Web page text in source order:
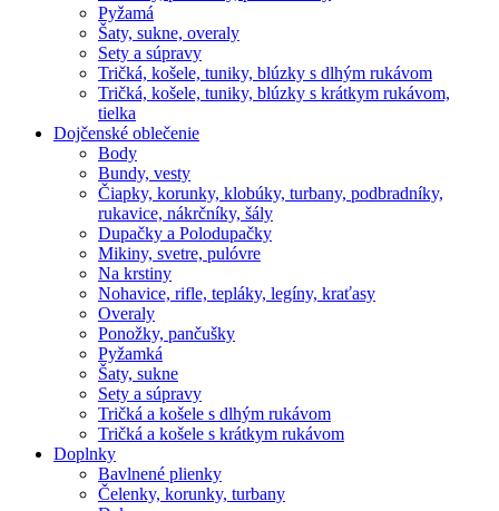
Pyžamá
Šaty, sukne, overaly
Sety a súpravy
Tričká, košele, tuniky, blúzky s dlhým rukávom
Tričká, košele, tuniky, blúzky s krátkym rukávom,
tielka
Dojčenské oblečenie
Body
Bundy, vesty
Čiapky, korunky, klobúky, turbany, podbradníky,
rukavice, nákrčníky, šály
Dupačky a Polodupačky
Mikiny, svetre, pulóvre
Na krstiny
Nohavice, rifle, tepláky, legíny, kraťasy
Overaly
Ponožky, pančušky
Pyžamká
Šaty, sukne
Sety a súpravy
Tričká a košele s dlhým rukávom
Tričká a košele s krátkym rukávom
Doplnky
Bavlnené plienky
Čelenky, korunky, turbany